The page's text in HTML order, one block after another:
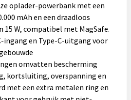
oplader-powerbank met een
mAh en een draadloos
15 W, compatibel met MagSafe.
ingang en Type-C-uitgang voor
omvatten bescherming
kortsluiting, overspanning en
met een extra metalen ring en